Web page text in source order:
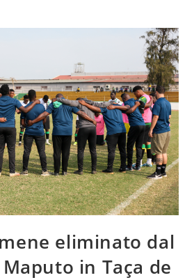
eliminato dal
in Taça de